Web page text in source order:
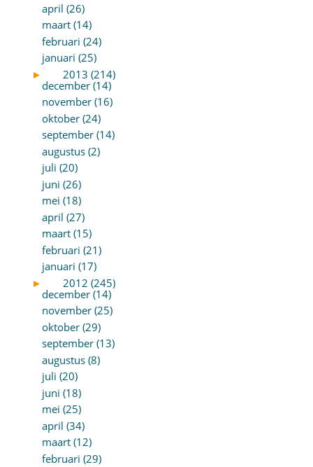
april (26)
maart (14)
februari (24)
januari (25)
►
2013 (214)
december (14)
november (16)
oktober (24)
september (14)
augustus (2)
juli (20)
juni (26)
mei (18)
april (27)
maart (15)
februari (21)
januari (17)
►
2012 (245)
december (14)
november (25)
oktober (29)
september (13)
augustus (8)
juli (20)
juni (18)
mei (25)
april (34)
maart (12)
februari (29)